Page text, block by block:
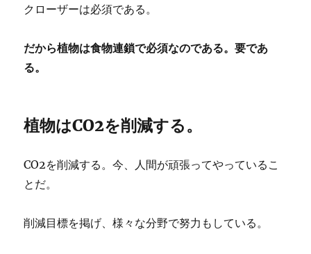
クローザーは必須である。
だから植物は食物連鎖で必須なのである。要であ
る。
植物はCO2を削減する。
CO2を削減する。今、人間が頑張ってやっているこ
とだ。
削減目標を掲げ、様々な分野で努力もしている。